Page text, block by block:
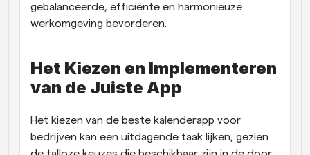
gebalanceerde, efficiënte en harmonieuze
werkomgeving bevorderen.
Het Kiezen en Implementeren
van de Juiste App
Het kiezen van de beste kalenderapp voor
bedrijven kan een uitdagende taak lijken, gezien